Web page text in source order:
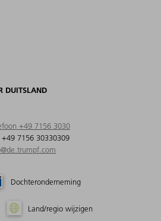
DUITSLAND
+49 7156 3030
+49 7156 30330309
Dochteronderneming
Land/regio wijzigen